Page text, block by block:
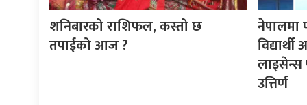
शनिबारको राशिफल, कस्तो छ
तपाईको आज ?
नेपालमा
लाइसेन्स
उत्तिर्ण